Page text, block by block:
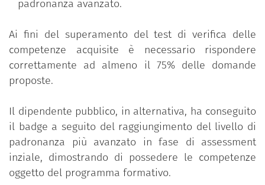
l’amministrazione aperta" – Convenzione tra il
del 29 Gennaio 2021. Fonte di finanziamento:
Programma Operativo Complementare al PON
Governance e Capacità Istituzionale 2014-2020 Asse
I – Obiettivo specifico 1.1 "Aumento della
pubblici" – Azione 1.1.1. – Asse dedicato alle risorse
in salvaguardia ex art. 242 del Decreto-Legge 19
maggio 2020 n. 34” (CUP: J59G20001070007).
padronanza avanzato.
Ai fini del superamento del test di verifica delle
competenze acquisite è necessario rispondere
correttamente ad almeno il 75% delle domande
proposte.
Il dipendente pubblico, in alternativa, ha conseguito
il badge a seguito del raggiungimento del livello di
padronanza più avanzato in fase di assessment
inziale, dimostrando di possedere le competenze
oggetto del programma formativo.